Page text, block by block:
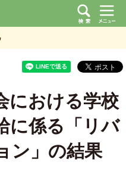
における学校
に係る「リバ
ン」の結果